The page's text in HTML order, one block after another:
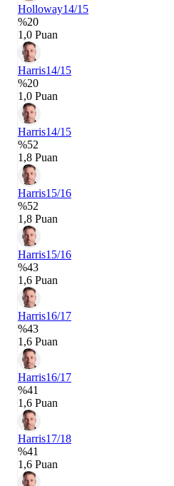
Holloway14/15
%20
1,0 Puan
Harris14/15
%20
1,0 Puan
Harris14/15
%52
1,8 Puan
Harris15/16
%52
1,8 Puan
Harris15/16
%43
1,6 Puan
Harris16/17
%43
1,6 Puan
Harris16/17
%41
1,6 Puan
Harris17/18
%41
1,6 Puan